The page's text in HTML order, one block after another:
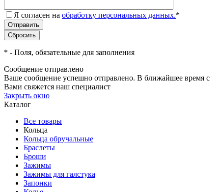
Я согласен на обработку персональных данных.*
* - Поля, обязательные для заполнения
Сообщение отправлено
Ваше сообщение успешно отправлено. В ближайшее время с
Вами свяжется наш специалист
Закрыть окно
Каталог
Все товары
Кольца
Кольца обручальные
Браслеты
Броши
Зажимы
Зажимы для галстука
Запонки